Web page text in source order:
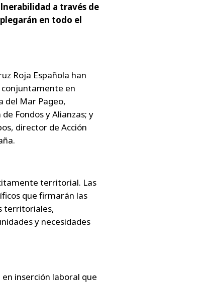
a través de
en todo el
Roja Española han
en
del Mar Pageo,
Fondos y Alianzas; y
director de Acción
territorial. Las
que firmarán las
territoriales,
y necesidades
inserción laboral que